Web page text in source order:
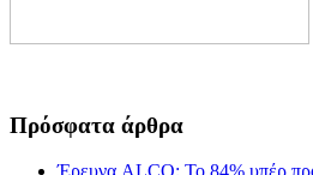
Πρόσφατα άρθρα